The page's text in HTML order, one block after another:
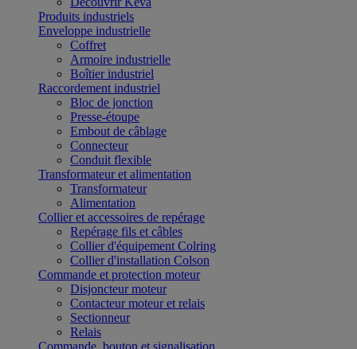
Produits industriels
Enveloppe industrielle
Coffret
Armoire industrielle
Boîtier industriel
Raccordement industriel
Bloc de jonction
Presse-étoupe
Embout de câblage
Connecteur
Conduit flexible
Transformateur et alimentation
Transformateur
Alimentation
Collier et accessoires de repérage
Repérage fils et câbles
Collier d'équipement Colring
Collier d'installation Colson
Commande et protection moteur
Disjoncteur moteur
Contacteur moteur et relais
Sectionneur
Relais
Commande, bouton et signalisation